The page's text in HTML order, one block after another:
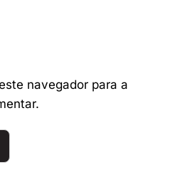
navegador para a